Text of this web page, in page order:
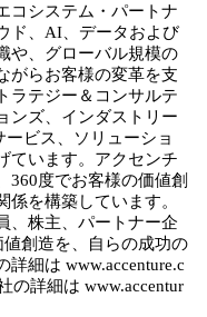
コシステム・パートナ
ド、AI、データおよび
や、グローバル規模の
がらお客様の変革を支
ラテジー＆コンサルテ
ンズ、インダストリー
ビス、ソリューショ
ています。アクセンチ
360度でお客様の価値創
を構築しています。
、株主、パートナー企
創造を、自らの成功の
細は www.accenture.c
の詳細は www.accentur